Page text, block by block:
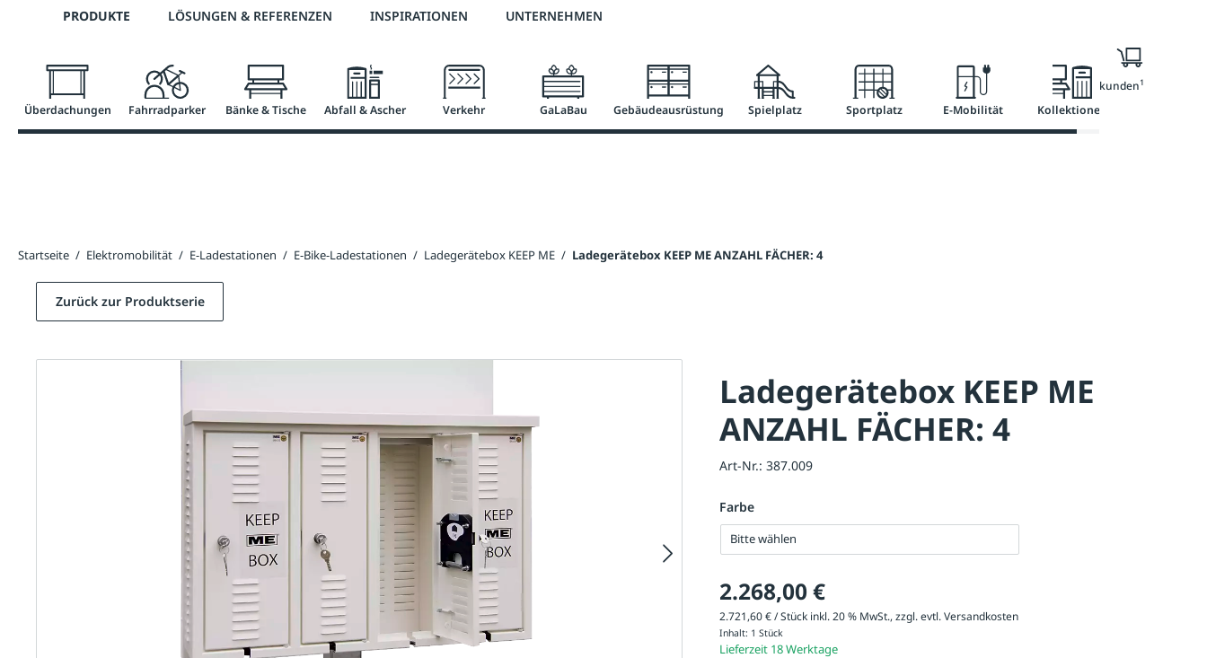
Zur Hauptnavigation springen
Telefon: +43 7672 95895 0 3 % Online-Rabatt versandkostenfrei ab 50 €
PRODUKTE LÖSUNGEN & REFERENZEN INSPIRATIONEN UNTERNEHMEN
Überdachungen Fahrradparker Bänke & Tische Abfall & Ascher Verkehr GaLaBau Gebäudeausrüstung Spielplatz Sportplatz E-Mobilität Kollektionen
Nur für Geschäftskunden1
Startseite / Elektromobilität / E-Ladestationen / E-Bike-Ladestationen / Ladegerätebox KEEP ME / Ladegerätebox KEEP ME ANZAHL FÄCHER: 4
Ladegerätebox KEEP ME
ANZAHL FÄCHER: 4
Art-Nr.: 387.009
Farbe
Bitte wählen
2.268,00 €
2.721,60 € / Stück inkl. 20 % MwSt., zzgl. evtl.Versandkosten
Inhalt: 1 Stück
Lieferzeit 18 Werktage
Zurück zur Produktserie